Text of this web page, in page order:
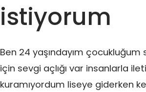
istiyorum
Ben 24 yaşındayım
için sevgi açlığı var insanlarla
kuramıyordum liseye giderken